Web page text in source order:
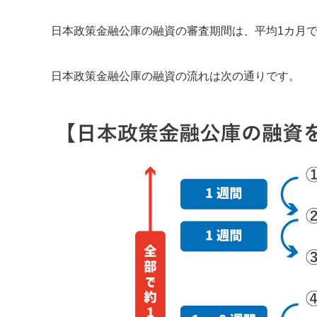
日本政策金融公庫の融資の審査期間は、平均1カ月
日本政策金融公庫の融資の流れは次の通りです。